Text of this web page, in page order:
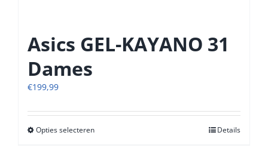
Asics GEL-KAYANO 31
Dames
€199,99
Opties selecterenDit
Details